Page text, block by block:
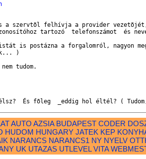
a szervtõl felhívja a provider
tartozó  telefonszámot  és
is postázna a forgalomról, nagyon
)
tudom.
AUTO AZSIA BUDAPEST CODER
HUDOM HUNGARY JATEK KEP
NARANCS NARANCS1 NY NYELV
UK UTAZAS UTLEVEL VITA